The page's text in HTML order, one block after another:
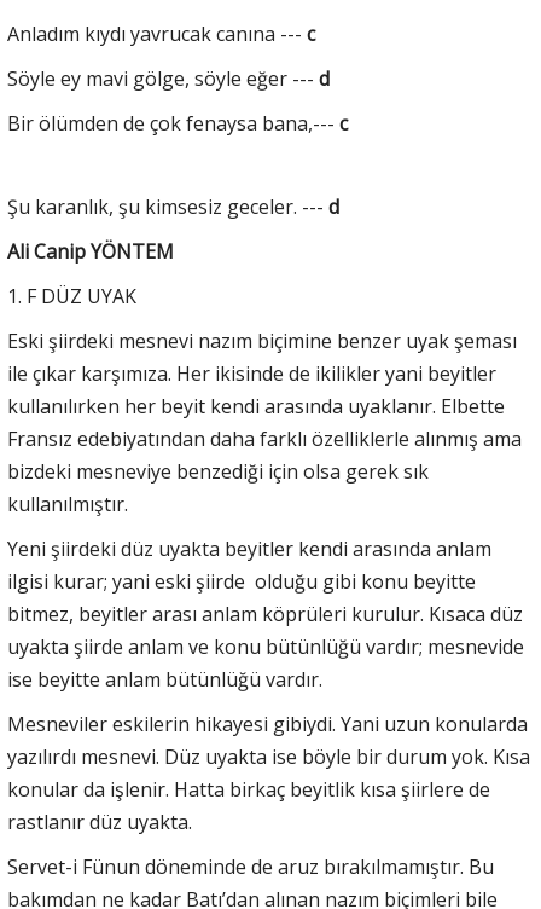
Anladım kıydı yavrucak canına --- c
Söyle ey mavi gölge, söyle eğer --- d
Bir ölümden de çok fenaysa bana,--- c
Şu karanlık, şu kimsesiz geceler. --- d
Ali Canip YÖNTEM
1. F DÜZ UYAK
Eski şiirdeki mesnevi nazım biçimine benzer uyak şeması
ile çıkar karşımıza. Her ikisinde de ikilikler yani beyitler
kullanılırken her beyit kendi arasında uyaklanır. Elbette
Fransız edebiyatından daha farklı özelliklerle alınmış ama
bizdeki mesneviye benzediği için olsa gerek sık
kullanılmıştır.
Yeni şiirdeki düz uyakta beyitler kendi arasında anlam
ilgisi kurar; yani eski şiirde olduğu gibi konu beyitte
bitmez, beyitler arası anlam köprüleri kurulur. Kısaca düz
uyakta şiirde anlam ve konu bütünlüğü vardır; mesnevide
ise beyitte anlam bütünlüğü vardır.
Mesneviler eskilerin hikayesi gibiydi. Yani uzun konularda
yazılırdı mesnevi. Düz uyakta ise böyle bir durum yok. Kısa
konular da işlenir. Hatta birkaç beyitlik kısa şiirlere de
rastlanır düz uyakta.
Servet-i Fünun döneminde de aruz bırakılmamıştır. Bu
bakımdan ne kadar Batı’dan alınan nazım biçimleri bile